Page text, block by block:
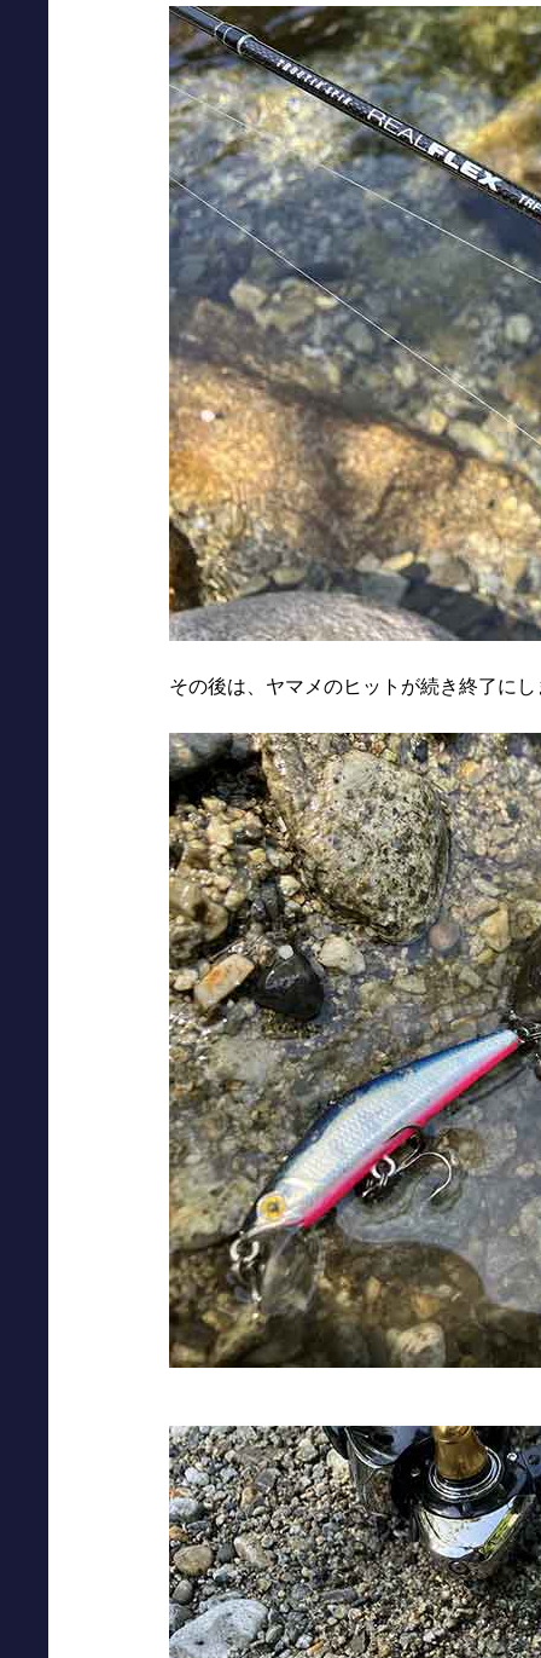
その後は、ヤマメのヒットが続き終了に